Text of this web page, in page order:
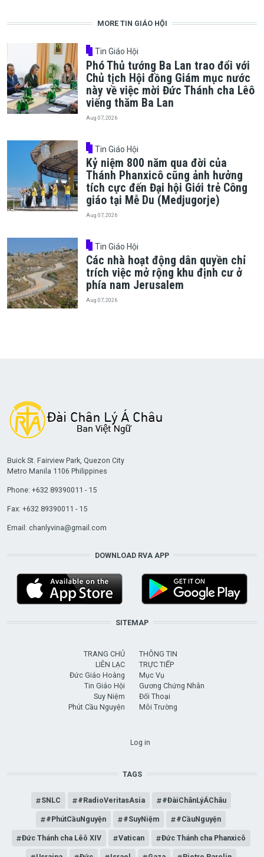
MORE TIN GIÁO HỘI
Tin Giáo Hội
Phó Thủ tướng Ba Lan trao đổi với
Chủ tịch Hội đồng Giám mục nước
này về việc mời Đức Thánh cha Lêô
viếng thăm Ba Lan
Aug 07, 2026
Tin Giáo Hội
Kỷ niệm 800 năm qua đời của
Thánh Phanxicô cũng ảnh hưởng
tích cực đến Đại hội Giới trẻ Công
giáo tại Mễ Du (Medjugorje)
Aug 07, 2026
Tin Giáo Hội
Các nhà hoạt động dân quyền chỉ
trích việc mở rộng khu định cư ở
phía nam Jerusalem
Aug 07, 2026
Buick St. Fairview Park, Quezon City
Metro Manila 1106 Philippines
Phone: +632 89390011 - 15
Fax: +632 89390011 - 15
Email: chanlyvina@gmail.com
DOWNLOAD RVA APP
SITEMAP
TRANG CHỦ
LIÊN LẠC
Đức Giáo Hoàng
Tin Giáo Hội
Suy Niệm
Phút Cầu Nguyện
THÔNG TIN
TRỰC TIẾP
Mục Vụ
Gương Chứng Nhân
Đối Thoại
Môi Trường
Log in
TAGS
SNLC #RadioVeritasAsia #ĐàiChânLýÁChâu
#PhútCầuNguyện #SuyNiệm #CầuNguyện
Đức Thánh cha Lêô XIV Vatican Đức Thánh cha Phanxicô